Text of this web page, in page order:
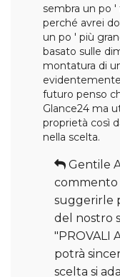
sembra un po '
perché avrei
un po ' più
basato sulle
montatura di
futuro penso
Glance24 ma
proprietà così
nella scelta.
Gentile
commento
suggerirle
del nostro
"PROVALI
potrà
scelta si